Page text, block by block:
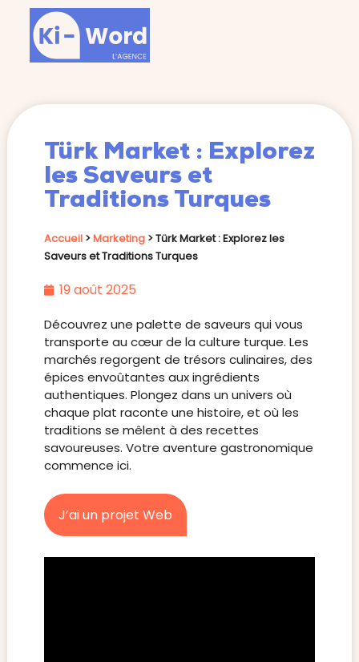
Türk Market : Explorez
les Saveurs et
Traditions Turques
Accueil>Marketing>Türk Market : Explorez les
Saveurs et Traditions Turques
19 août 2025
Découvrez une palette de saveurs qui vous
transporte au cœur de la culture turque. Les
marchés regorgent de trésors culinaires, des
épices envoûtantes aux ingrédients
authentiques. Plongez dans un univers où
chaque plat raconte une histoire, et où les
traditions se mêlent à des recettes
savoureuses. Votre aventure gastronomique
commence ici.
J’ai un projet Web